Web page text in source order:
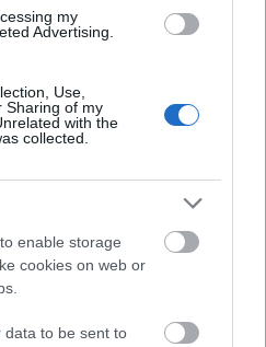
my
Advertising.
Use,
Sharing of my
with the
collected.
enable storage
cookies on web or
data to be sent to
hogy a
tartalmak nem éppen
A legtöbb esetben
ez teljesen